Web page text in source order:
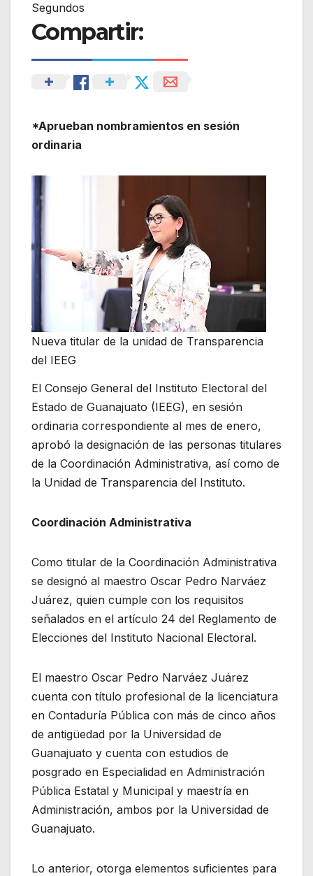
Segundos
Compartir:
*Aprueban nombramientos en sesión
ordinaria
Nueva titular de la unidad de Transparencia
del IEEG
El Consejo General del Instituto Electoral del
Estado de Guanajuato (IEEG), en sesión
ordinaria correspondiente al mes de enero,
aprobó la designación de las personas titulares
de la Coordinación Administrativa, así como de
la Unidad de Transparencia del Instituto.
Coordinación Administrativa
Como titular de la Coordinación Administrativa
se designó al maestro Oscar Pedro Narváez
Juárez, quien cumple con los requisitos
señalados en el artículo 24 del Reglamento de
Elecciones del Instituto Nacional Electoral.
El maestro Oscar Pedro Narváez Juárez
cuenta con título profesional de la licenciatura
en Contaduría Pública con más de cinco años
de antigüedad por la Universidad de
Guanajuato y cuenta con estudios de
posgrado en Especialidad en Administración
Pública Estatal y Municipal y maestría en
Administración, ambos por la Universidad de
Guanajuato.
Lo anterior, otorga elementos suficientes para